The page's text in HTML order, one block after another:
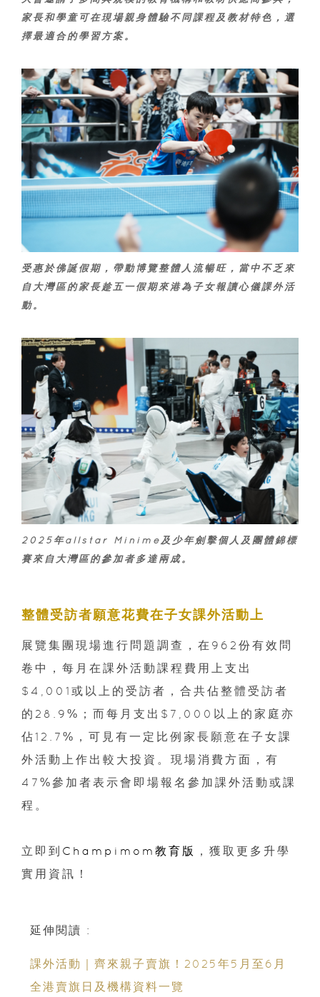
家長和學童可在現場親身體驗不同課程及教材特色，選
擇最適合的學習方案。
受惠於佛誕假期，帶動博覽整體人流暢旺，當中不乏來
自大灣區的家長趁五一假期來港為子女報讀心儀課外活
動。
2025年allstar Minime及少年劍擊個人及團體錦標
賽來自大灣區的參加者多達兩成。
整體受訪者願意花費在子女課外活動上
展覽集團現場進行問題調查，在962份有效問
卷中，每月在課外活動課程費用上支出
$4,001或以上的受訪者，合共佔整體受訪者
的28.9%；而每月支出$7,000以上的家庭亦
佔12.7%，可見有一定比例家長願意在子女課
外活動上作出較大投資。現場消費方面，有
47%參加者表示會即場報名參加課外活動或課
程。
立即到 Champimom教育版
，獲取更多升學
實用資訊！
延伸閱讀 :
課外活動｜齊來親子賣旗！2025年5月至6月
全港賣旗日及機構資料一覽